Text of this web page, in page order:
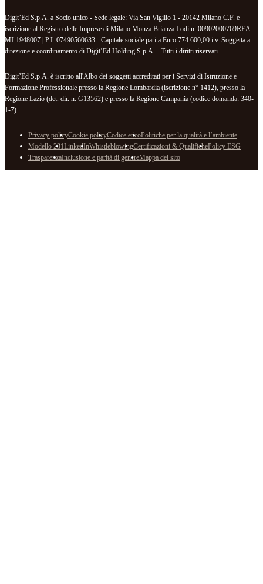
Digit’Ed S.p.A. a Socio unico - Sede legale: Via San Vigilio 1 - 20142 Milano C.F. e
iscrizione al Registro delle Imprese di Milano Monza Brianza Lodi n. 00902000769REA
MI-1948007 | P.I. 07490560633 - Capitale sociale pari a Euro 774.600,00 i.v. Soggetta a
direzione e coordinamento di Digit’Ed Holding S.p.A. - Tutti i diritti riservati.
Digit’Ed S.p.A. è iscritto all'Albo dei soggetti accreditati per i Servizi di Istruzione e
Formazione Professionale presso la Regione Lombardia (iscrizione n° 1412), presso la
Regione Lazio (det. dir. n. G13562) e presso la Regione Campania (codice domanda: 340-
1-7).
Privacy policyCookie policyCodice eticoPolitiche per la qualità e l’ambiente
Modello 231LinkedInWhistleblowingCertificazioni & QualifichePolicy ESG
TrasparenzaInclusione e parità di genereMappa del sito